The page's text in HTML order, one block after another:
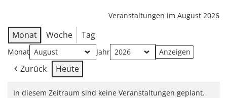
Veranstaltungen im August 2026
Monat Woche Tag
Monat Jahr
Zurück Heute
In diesem Zeitraum sind keine Veranstaltungen geplant.